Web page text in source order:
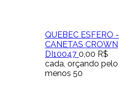
QUEBEC ESFERO -
CANETAS CROWN
DI10047 0,00 R$
cada, orçando pelo
menos 50